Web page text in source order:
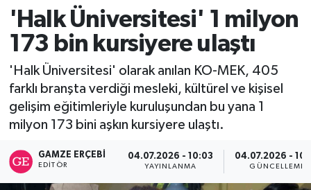
'Halk Üniversitesi' 1 milyon
173 bin kursiyere ulaştı
'Halk Üniversitesi' olarak anılan KO-MEK, 405
farklı branşta verdiği mesleki, kültürel ve kişisel
gelişim eğitimleriyle kuruluşundan bu yana 1
milyon 173 bini aşkın kursiyere ulaştı.
GAMZE ERÇEBI
EDITÖR
04.07.2026 - 10:03
YAYINLANMA
04.07.2026 -
GÜNCELLEME
ASAYİŞ
GÜNCEL
SİYASET
RESMİ İLAN
KARABÜK
GENEL
SPOR
SİYASET
SAĞLIK
GÜNCEL
Süper Lig Puan Durumu ve Fikstür
Tüm Manşetler
Son Dakika Haberleri
Haber Arşivi